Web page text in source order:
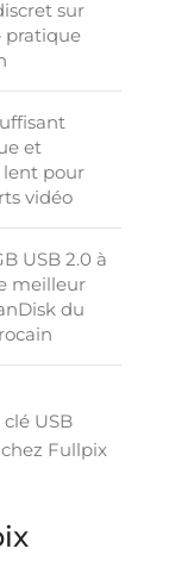
sur
pratique
et
pour
vidéo
USB 2.0 à
meilleur
du
USB
chez Fullpix